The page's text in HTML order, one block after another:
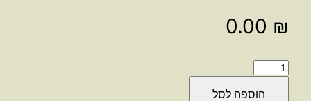
0.00 ₪
כמות
הוספה לסל